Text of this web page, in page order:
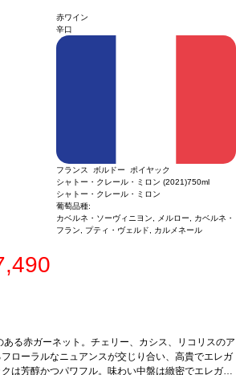
メルロー、5% カベルネ・フラン、4% プティ・ヴ
と調和し、柔らかい余韻が支える。生き生きとした
しいバランスがフレッシュでエレガント、完璧にコ
る。
合う料理
68% カ
メルロー、5% カベルネ・フラン、4% プティ・ヴ
赤ワイン
辛口
フランス ボルドー ポイヤック
シャトー・クレール・ミロン (2021)750ml
シャトー・クレール・ミロン
葡萄品種:
カベルネ・ソーヴィニヨン, メルロー, カベルネ・
フラン, プティ・ヴェルド, カルメネール
ある赤ガーネット。チェリー、カシス、リコリスのア
ローラルなニュアンスが交じり合い、高貴でエレガ
は芳醇かつパワフル。味わい中盤は緻密でエレガン